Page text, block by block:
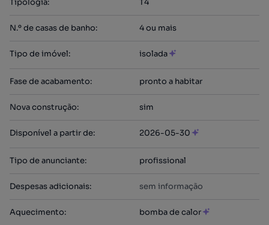
Tipologia: T4
N.º de casas de banho: 4 ou mais
Tipo de imóvel: isolada
Fase de acabamento: pronto a habitar
Nova construção: sim
Disponível a partir de: 2026-05-30
Tipo de anunciante: profissional
Despesas adicionais: sem informação
Aquecimento: bomba de calor